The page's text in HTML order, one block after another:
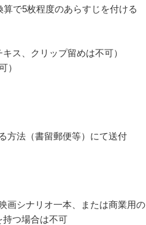
で5枚程度のあらすじを付ける
ス、クリップ留めは不可）
）
方法（書留郵便等）にて送付
画シナリオ一本、または商業用の
持つ場合は不可